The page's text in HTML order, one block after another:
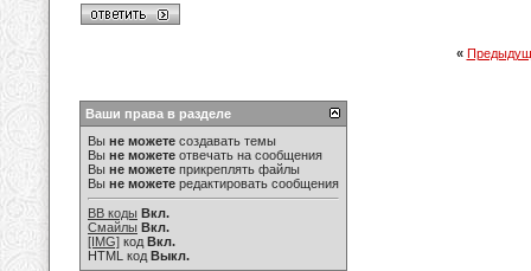
«
Ваши права в разделе
Вы не можете создавать темы
Вы не можете отвечать на сообщения
Вы не можете прикреплять файлы
Вы не можете редактировать сообщения
BB коды Вкл.
Смайлы Вкл.
[IMG] код Вкл.
HTML код Выкл.